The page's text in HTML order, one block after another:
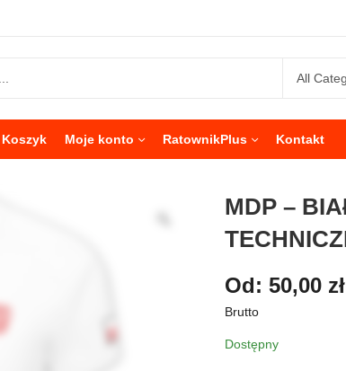
Koszyk Moje konto RatownikPlus Kontakt
MDP –
Od: 50,00 zł
Brutto
Dostępny